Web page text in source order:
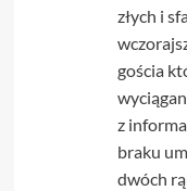
złych i
gościa
z
braku
dwóch